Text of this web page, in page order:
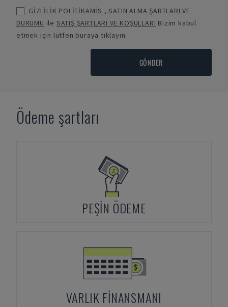
GİZLİLİK POLİTİKAMİS ,SATIN ALMA ŞARTLARI VE
DURUMU ile SATIŞ ŞARTLARI VE KOŞULLARI Bizim kabul
etmek için lütfen buraya tıklayın
GÖNDER
Ödeme şartları
PEŞIN ÖDEME
VARLIK FINANSMANI